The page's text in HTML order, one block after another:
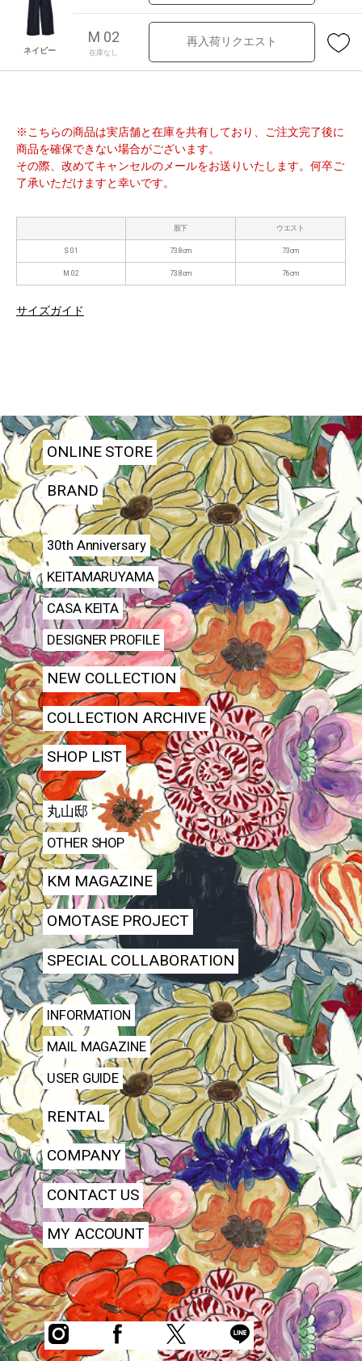
ネイビー
M 02
在庫なし
再入荷リクエスト
※こちらの商品は実店舗と在庫を共有しており、ご注文完了後に
商品を確保できない場合がございます。
その際、改めてキャンセルのメールをお送りいたします。何卒ご
了承いただけますと幸いです。
股下 ウエスト
S 01 73.8cm 73cm
M 02 73.8cm 76cm
サイズガイド
ONLINE STORE
BRAND
30th Anniversary
KEITAMARUYAMA
CASA KEITA
DESIGNER PROFILE
NEW COLLECTION
COLLECTION ARCHIVE
SHOP LIST
丸山邸
OTHER SHOP
KM MAGAZINE
OMOTASE PROJECT
SPECIAL COLLABORATION
INFORMATION
MAIL MAGAZINE
USER GUIDE
RENTAL
COMPANY
CONTACT US
MY ACCOUNT